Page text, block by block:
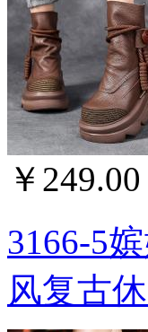
￥249.00
3166-5
风复古